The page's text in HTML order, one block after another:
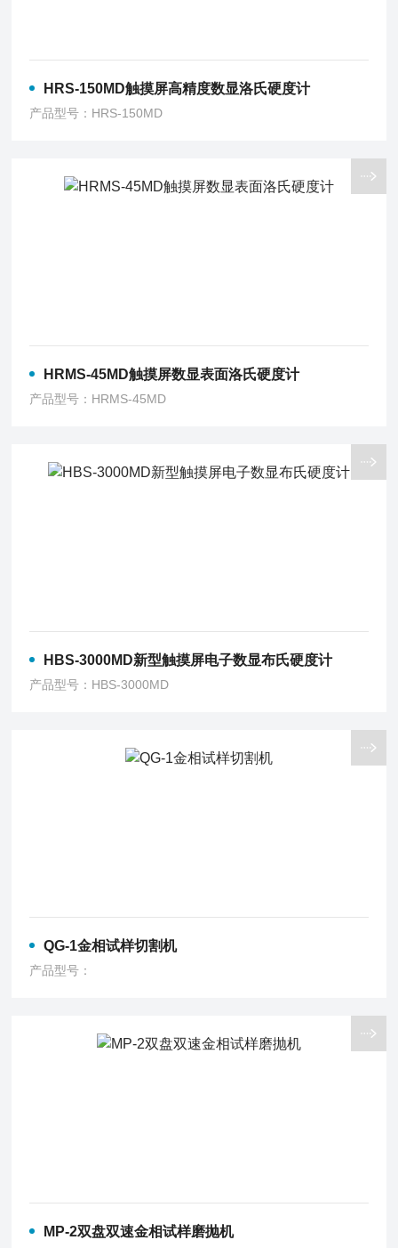
HRS-150MD触摸屏高精度数显洛氏硬度计
产品型号：HRS-150MD
HRMS-45MD触摸屏数显表面洛氏硬度计
产品型号：HRMS-45MD
HBS-3000MD新型触摸屏电子数显布氏硬度计
产品型号：HBS-3000MD
QG-1金相试样切割机
产品型号：
MP-2双盘双速金相试样磨抛机